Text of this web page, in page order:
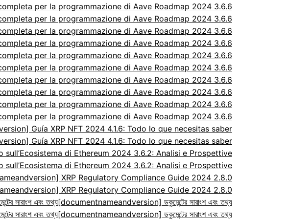
per la programmazione di Aave Roadmap 2024 3.6.6
per la programmazione di Aave Roadmap 2024 3.6.6
per la programmazione di Aave Roadmap 2024 3.6.6
per la programmazione di Aave Roadmap 2024 3.6.6
per la programmazione di Aave Roadmap 2024 3.6.6
per la programmazione di Aave Roadmap 2024 3.6.6
per la programmazione di Aave Roadmap 2024 3.6.6
per la programmazione di Aave Roadmap 2024 3.6.6
per la programmazione di Aave Roadmap 2024 3.6.6
per la programmazione di Aave Roadmap 2024 3.6.6
Guía XRP NFT 2024 4.1.6: Todo lo que necesitas saber
Guía XRP NFT 2024 4.1.6: Todo lo que necesitas saber
di Ethereum 2024 3.6.2: Analisi e Prospettive
di Ethereum 2024 3.6.2: Analisi e Prospettive
XRP Regulatory Compliance Guide 2024 2.8.0
XRP Regulatory Compliance Guide 2024 2.8.0
সারাংশ এবং তথ্য[documentnameandversion] ডকুমেন্টের সারাংশ এবং তথ্য
সারাংশ এবং তথ্য[documentnameandversion] ডকুমেন্টের সারাংশ এবং তথ্য